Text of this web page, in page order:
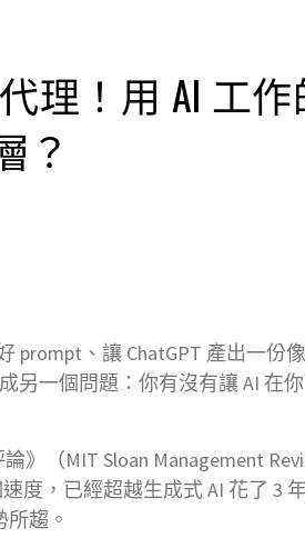
理！用 AI 工作
？
prompt、讓 ChatGPT 產出一份
另一個問題：你有沒有讓 AI 在
（MIT Sloan Management
度，已經超越生成式 AI 花了 3
趨。